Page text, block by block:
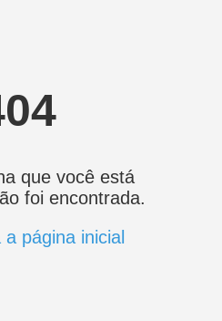
que você está
foi encontrada.
página inicial